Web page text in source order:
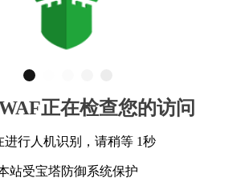
正在检查您的访问
进行人机识别，请稍等 1秒
站受宝塔防御系统保护